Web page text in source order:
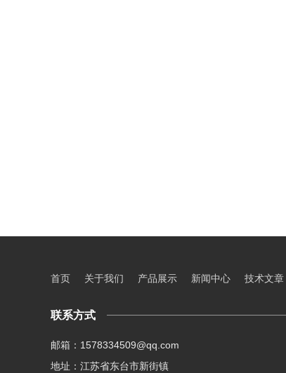
首页 关于我们 产品展示 新闻中心 技术文章
联系方式
邮箱：1578334509@qq.com
地址：江苏省东台市新街镇